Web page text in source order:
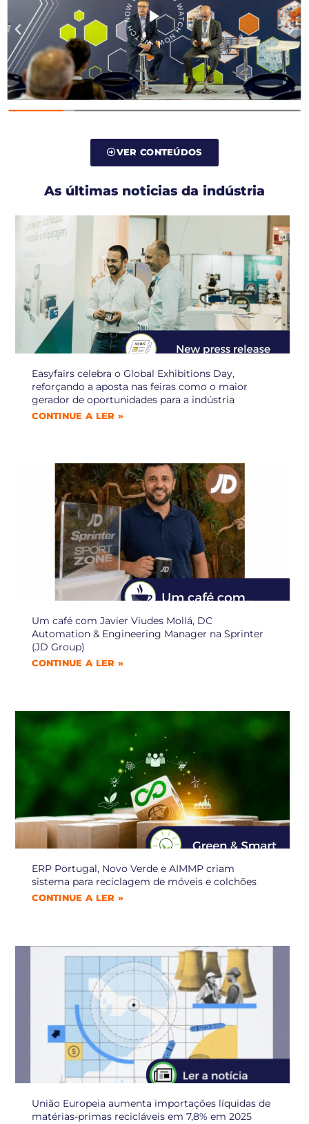
VER CONTEÚDOS
As últimas noticias da indústria
Easyfairs celebra o Global Exhibitions Day,
reforçando a aposta nas feiras como o maior
gerador de oportunidades para a indústria
CONTINUE A LER »
Um café com Javier Viudes Mollá, DC
Automation & Engineering Manager na Sprinter
(JD Group)
CONTINUE A LER »
ERP Portugal, Novo Verde e AIMMP criam
sistema para reciclagem de móveis e colchões
CONTINUE A LER »
União Europeia aumenta importações líquidas de
matérias-primas recicláveis em 7,8% em 2025